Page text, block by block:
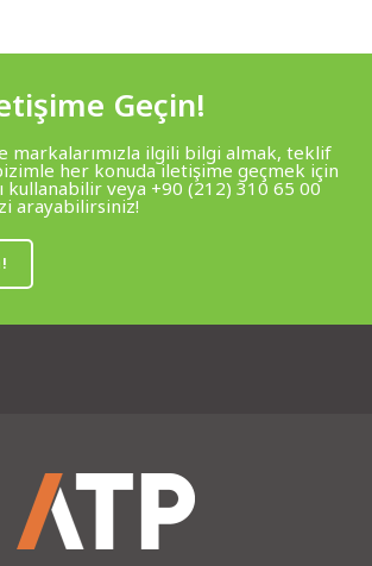
Geçin!
markalarımızla ilgili bilgi almak, teklif
her konuda iletişime geçmek için
kullanabilir veya +90 (212) 310 65 00
arayabilirsiniz!